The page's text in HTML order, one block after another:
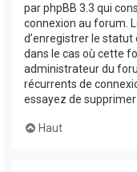
par phpBB 3.3 qui
connexion au forum.
d’enregistrer le statut
dans le cas où cette
administrateur du
récurrents de
essayez de supprimer
Haut